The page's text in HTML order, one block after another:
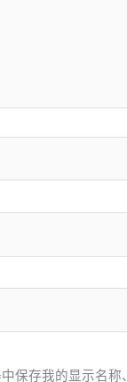
保存我的显示名称